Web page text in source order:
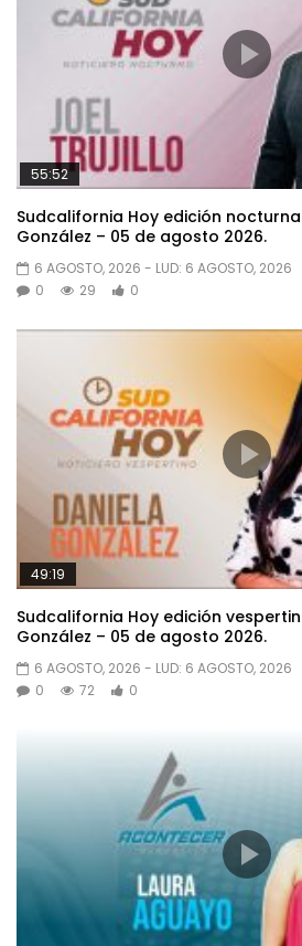
55:52
Sudcalifornia Hoy edición
González – 05 de agosto 2026.
6 AGOSTO, 2026 - LUD: 6 AGOSTO, 2026
0
29 0
49:19
Sudcalifornia Hoy edición
González – 05 de agosto 2026.
6 AGOSTO, 2026 - LUD: 6 AGOSTO, 2026
0
72 0